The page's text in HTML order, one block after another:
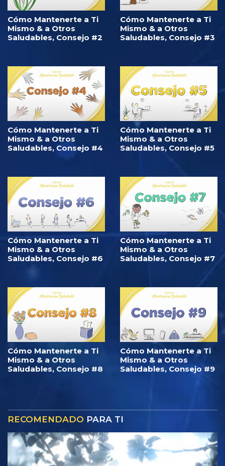
Cómo Mantenerte a Ti
Mismo & a Otros
Saludables, Consejo #2
Cómo Mantenerte a Ti
Mismo & a Otros
Saludables, Consejo #3
Cómo Mantenerte a Ti
Mismo & a Otros
Saludables, Consejo #4
Cómo Mantenerte a Ti
Mismo & a Otros
Saludables, Consejo #5
Cómo Mantenerte a Ti
Mismo & a Otros
Saludables, Consejo #6
Cómo Mantenerte a Ti
Mismo & a Otros
Saludables, Consejo #7
Cómo Mantenerte a Ti
Mismo & a Otros
Saludables, Consejo #8
Cómo Mantenerte a Ti
Mismo & a Otros
Saludables, Consejo #9
RECOMENDADO PARA TI